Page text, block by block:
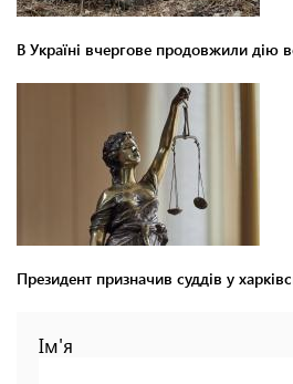
В Україні вчергове продовжили дію
Президент призначив суддів у
Ім'я